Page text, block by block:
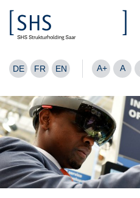
DE FR EN A+ A